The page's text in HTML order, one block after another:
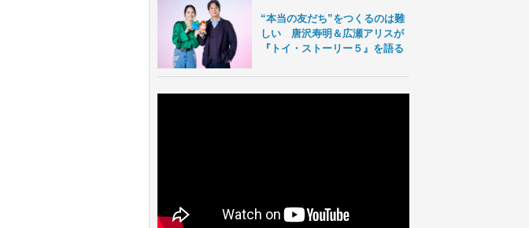
“本当の友だち”をつくるのは難
しい 唐沢寿明＆広瀬アリスが
『トイ・ストーリー５』を語る